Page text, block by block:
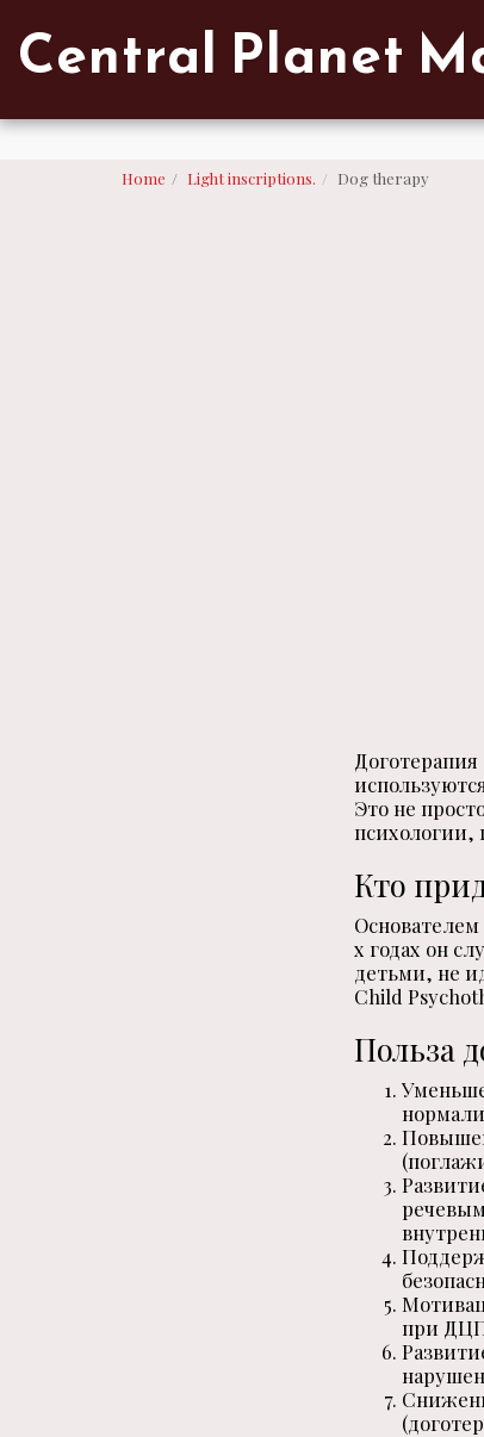
Central Planet
Home Light inscriptions. Dog therapy
Это не
психологии,
Кто
х годах он
детьми, не
Child
Польза
при